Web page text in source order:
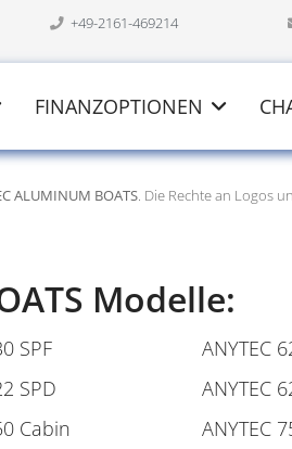
+49-2161-469214
FINANZOPTIONEN
ALUMINUM BOATS. Die Rechte an Logos
Modelle:
SPF
ANYTEC
SPD
ANYTEC
Cabin
ANYTEC